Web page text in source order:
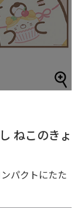
ねこのきょ
パクトにたた